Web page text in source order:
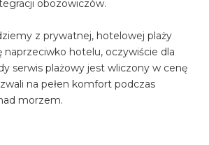
obozowiczów.
z prywatnej, hotelowej plaży
naprzeciwko hotelu, oczywiście dla
serwis plażowy jest wliczony w cenę
na pełen komfort podczas
morzem.